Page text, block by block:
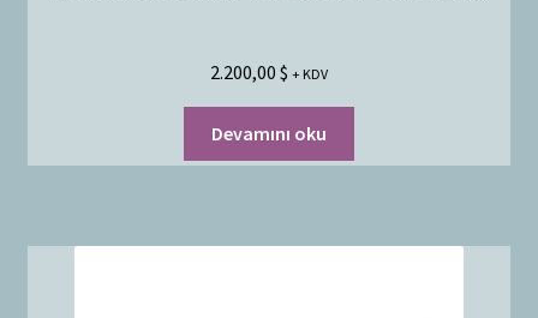
2.200,00 $ + KDV
Devamını oku